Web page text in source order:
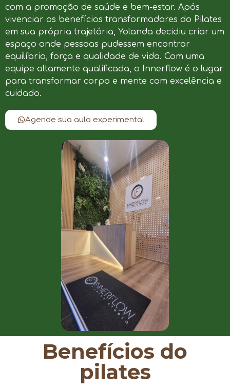
com a promoção de saúde e bem-estar. Após
vivenciar os benefícios transformadores do Pilates
em sua própria trajetória, Yolanda decidiu criar um
espaço onde pessoas pudessem encontrar
equilíbrio, força e qualidade de vida. Com uma
equipe altamente qualificada, o Innerflow é o lugar
para transformar corpo e mente com excelência e
cuidado.
Agende sua aula experimental
Benefícios do
pilates